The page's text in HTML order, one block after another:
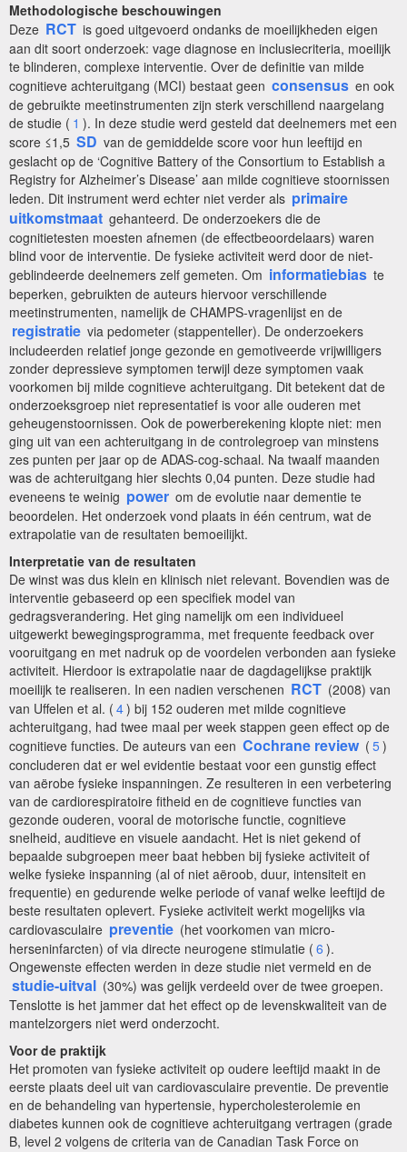
Methodologische beschouwingen
Deze RCT is goed uitgevoerd ondanks de moeilijkheden eigen
aan dit soort onderzoek: vage diagnose en inclusiecriteria, moeilijk
te blinderen, complexe interventie. Over de definitie van milde
cognitieve achteruitgang (MCI) bestaat geen consensus en ook
de gebruikte meetinstrumenten zijn sterk verschillend naargelang
de studie ( 1 ). In deze studie werd gesteld dat deelnemers met een
score ≤1,5 SD van de gemiddelde score voor hun leeftijd en
geslacht op de ‘Cognitive Battery of the Consortium to Establish a
Registry for Alzheimer’s Disease’ aan milde cognitieve stoornissen
leden. Dit instrument werd echter niet verder als primaire
uitkomstmaat gehanteerd. De onderzoekers die de
cognitietesten moesten afnemen (de effectbeoordelaars) waren
blind voor de interventie. De fysieke activiteit werd door de niet-
geblindeerde deelnemers zelf gemeten. Om informatiebias te
beperken, gebruikten de auteurs hiervoor verschillende
meetinstrumenten, namelijk de CHAMPS-vragenlijst en de
registratie via pedometer (stappenteller). De onderzoekers
includeerden relatief jonge gezonde en gemotiveerde vrijwilligers
zonder depressieve symptomen terwijl deze symptomen vaak
voorkomen bij milde cognitieve achteruitgang. Dit betekent dat de
onderzoeksgroep niet representatief is voor alle ouderen met
geheugenstoornissen. Ook de powerberekening klopte niet: men
ging uit van een achteruitgang in de controlegroep van minstens
zes punten per jaar op de ADAS-cog-schaal. Na twaalf maanden
was de achteruitgang hier slechts 0,04 punten. Deze studie had
eveneens te weinig power om de evolutie naar dementie te
beoordelen. Het onderzoek vond plaats in één centrum, wat de
extrapolatie van de resultaten bemoeilijkt.
Interpretatie van de resultaten
De winst was dus klein en klinisch niet relevant. Bovendien was de
interventie gebaseerd op een specifiek model van
gedragsverandering. Het ging namelijk om een individueel
uitgewerkt bewegingsprogramma, met frequente feedback over
vooruitgang en met nadruk op de voordelen verbonden aan fysieke
activiteit. Hierdoor is extrapolatie naar de dagdagelijkse praktijk
moeilijk te realiseren. In een nadien verschenen RCT (2008) van
van Uffelen et al. ( 4) bij 152 ouderen met milde cognitieve
achteruitgang, had twee maal per week stappen geen effect op de
cognitieve functies. De auteurs van een Cochrane review ( 5)
concluderen dat er wel evidentie bestaat voor een gunstig effect
van aërobe fysieke inspanningen. Ze resulteren in een verbetering
van de cardiorespiratoire fitheid en de cognitieve functies van
gezonde ouderen, vooral de motorische functie, cognitieve
snelheid, auditieve en visuele aandacht. Het is niet gekend of
bepaalde subgroepen meer baat hebben bij fysieke activiteit of
welke fysieke inspanning (al of niet aëroob, duur, intensiteit en
frequentie) en gedurende welke periode of vanaf welke leeftijd de
beste resultaten oplevert. Fysieke activiteit werkt mogelijks via
cardiovasculaire preventie (het voorkomen van micro-
herseninfarcten) of via directe neurogene stimulatie ( 6 ).
Ongewenste effecten werden in deze studie niet vermeld en de
studie-uitval (30%) was gelijk verdeeld over de twee groepen.
Tenslotte is het jammer dat het effect op de levenskwaliteit van de
mantelzorgers niet werd onderzocht.
Voor de praktijk
Het promoten van fysieke activiteit op oudere leeftijd maakt in de
eerste plaats deel uit van cardiovasculaire preventie. De preventie
en de behandeling van hypertensie, hypercholesterolemie en
diabetes kunnen ook de cognitieve achteruitgang vertragen (grade
B, level 2 volgens de criteria van de Canadian Task Force on